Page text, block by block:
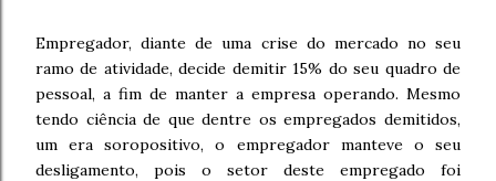
Empregador, diante de uma crise do mercado no seu
ramo de atividade, decide demitir 15% do seu quadro de
pessoal, a fim de manter a empresa operando. Mesmo
tendo ciência de que dentre os empregados demitidos,
um era soropositivo, o empregador manteve o seu
desligamento, pois o setor deste empregado foi